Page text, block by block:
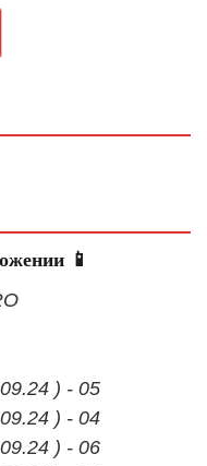
📱
) - 05
) - 04
) - 06